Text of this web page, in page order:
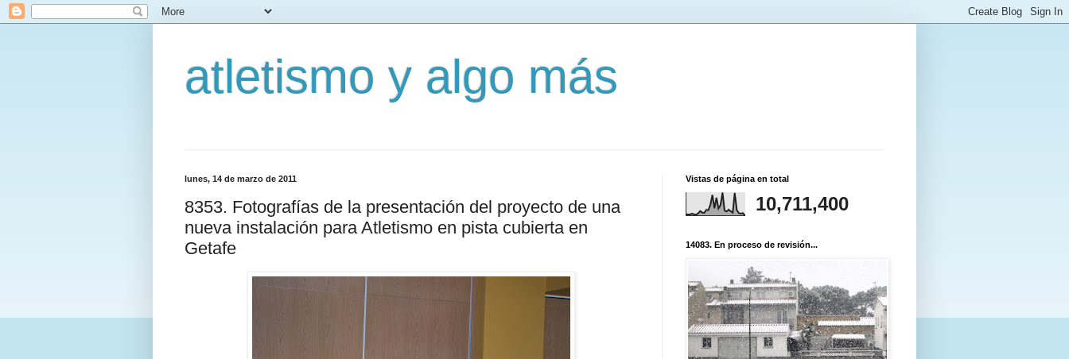
atletismo y algo más
lunes, 14 de marzo de 2011
8353. Fotografías de la presentación del proyecto de una
nueva instalación para Atletismo en pista cubierta en
Getafe
Vistas de página en total
10,711,400
14083. En proceso de revisión...